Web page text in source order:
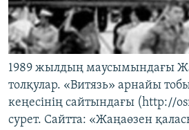
1989 жылдың маусымындағы
толқулар. «Витязь» арнайы
кеңесінің сайтындағы (http://
сурет. Сайтта: «Жаңаөзен